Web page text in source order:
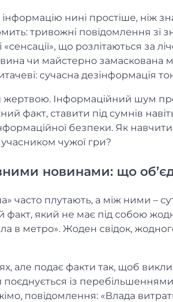
нині простіше, ніж
тривожні повідомлення зі
що розлітаються за
чи майстерно замаскована
сучасна дезінформація
Інформаційний шум
факт, ставити під сумнів
безпеки. Як
чужої гри?
новинами: що
часто плутають, а між ними –
який не має під собою
в метро». Жоден свідок,
але подає факти так, щоб
із
повідомлення: «Влада